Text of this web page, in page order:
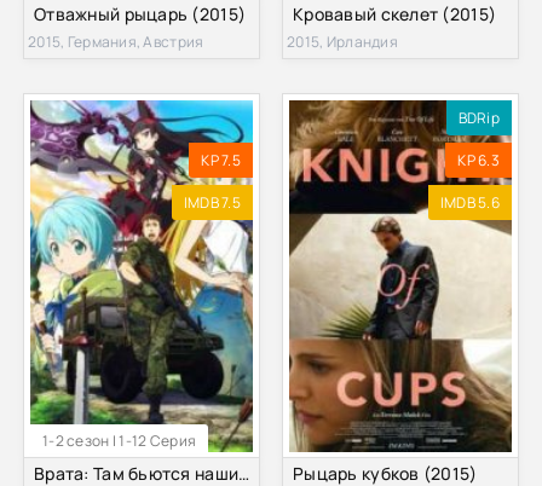
Отважный рыцарь (2015)
2015, Германия, Австрия
Кровавый скелет (2015)
2015, Ирландия
1-2 сезон | 1-12 Серия
KP 7.5
IMDB 7.5
Врата: Там бьются наши воины (2015)
BDRip
KP 6.3
IMDB 5.6
Рыцарь кубков (2015)